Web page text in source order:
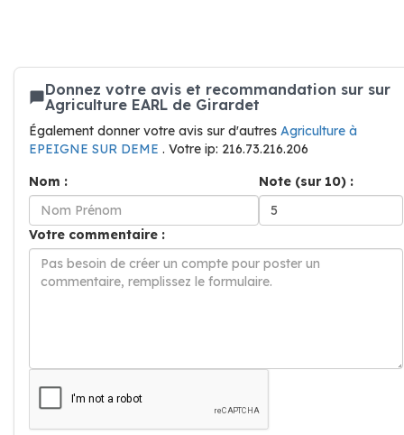
Donnez votre avis et recommandation sur sur
Agriculture EARL de Girardet
Également donner votre avis sur d'autres Agriculture à
EPEIGNE SUR DEME . Votre ip: 216.73.216.206
Nom :
Note (sur 10) :
Votre commentaire :